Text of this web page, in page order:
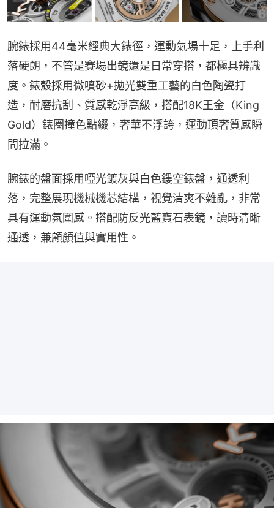
腕錶採用44毫米經典大錶徑，運動氣場十足，上手利
落硬朗，不管是賽場出鏡還是日常穿搭，都極具辨識
度。錶殼採用微噴砂+拋光雙重工藝的白色陶瓷打
造，耐磨抗刮、質感乾淨高級，搭配18K王金（King
Gold）錶圈撞色點綴，奢華不浮誇，運動頂奢質感瞬
間拉滿。
腕錶的盤面採用啞光鍍灰與白色鏤空錶盤，通透利
落，完整展現機械機芯結構，視覺清爽不雜亂，非常
具有運動氛圍感。搭配防反光藍寶石表鏡，讀時清晰
通透，兼顧顏值與實用性。